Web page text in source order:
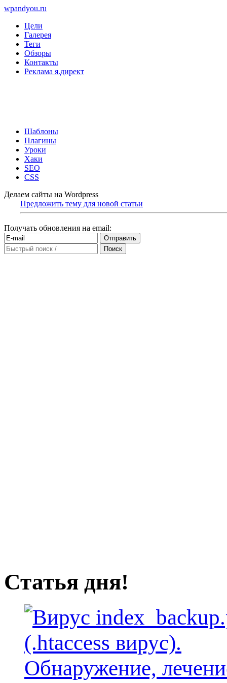
wpandyou.ru
Цели
Галерея
Теги
Обзоры
Контакты
Реклама я.директ
Шаблоны
Плагины
Уроки
Хаки
SEO
CSS
Делаем сайты на Wordpress
Предложить тему для новой статьи
Получать обновления на email:
Статья дня!